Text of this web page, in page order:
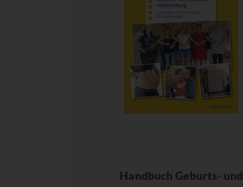
Handbuch Geburts- und